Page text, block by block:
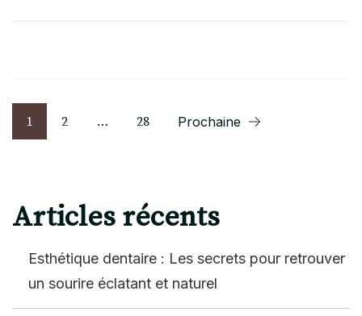
Pagination
publications
Page
1 Page
2 … Page
28 Prochaine
Articles récents
Esthétique dentaire : Les secrets pour retrouver
un sourire éclatant et naturel